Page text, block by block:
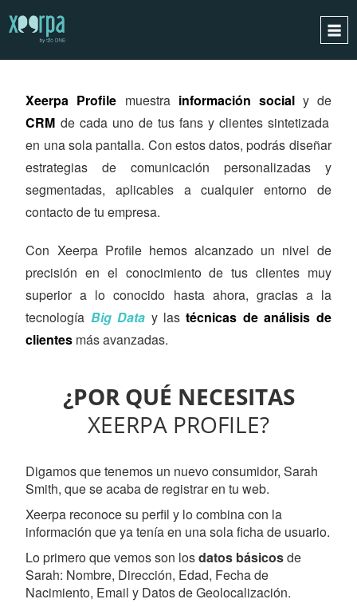
¿CÓMO FUNCIONA?
INTEGRACIONES
CASOS DE ÉXITO
RGPD
BLOG
PIDE UNA DEMO
ESPAÑOL
ENGLISH
XEERPA
Xeerpa Profile muestra información social y de
CRM de cada uno de tus fans y clientes sintetizada
en una sola pantalla. Con estos datos, podrás diseñar
estrategias de comunicación personalizadas y
segmentadas, aplicables a cualquier entorno de
contacto de tu empresa.
Con Xeerpa Profile hemos alcanzado un nivel de
precisión en el conocimiento de tus clientes muy
superior a lo conocido hasta ahora, gracias a la
tecnología Big Data y las técnicas de análisis de
clientes más avanzadas.
¿POR QUÉ NECESITAS
XEERPA PROFILE?
Digamos que tenemos un nuevo consumidor, Sarah
Smith, que se acaba de registrar en tu web.
Xeerpa reconoce su perfil y lo combina con la
información que ya tenía en una sola ficha de usuario.
Lo primero que vemos son losdatos básicosde
Sarah: Nombre, Dirección, Edad, Fecha de
Nacimiento, Email y Datos de Geolocalización.